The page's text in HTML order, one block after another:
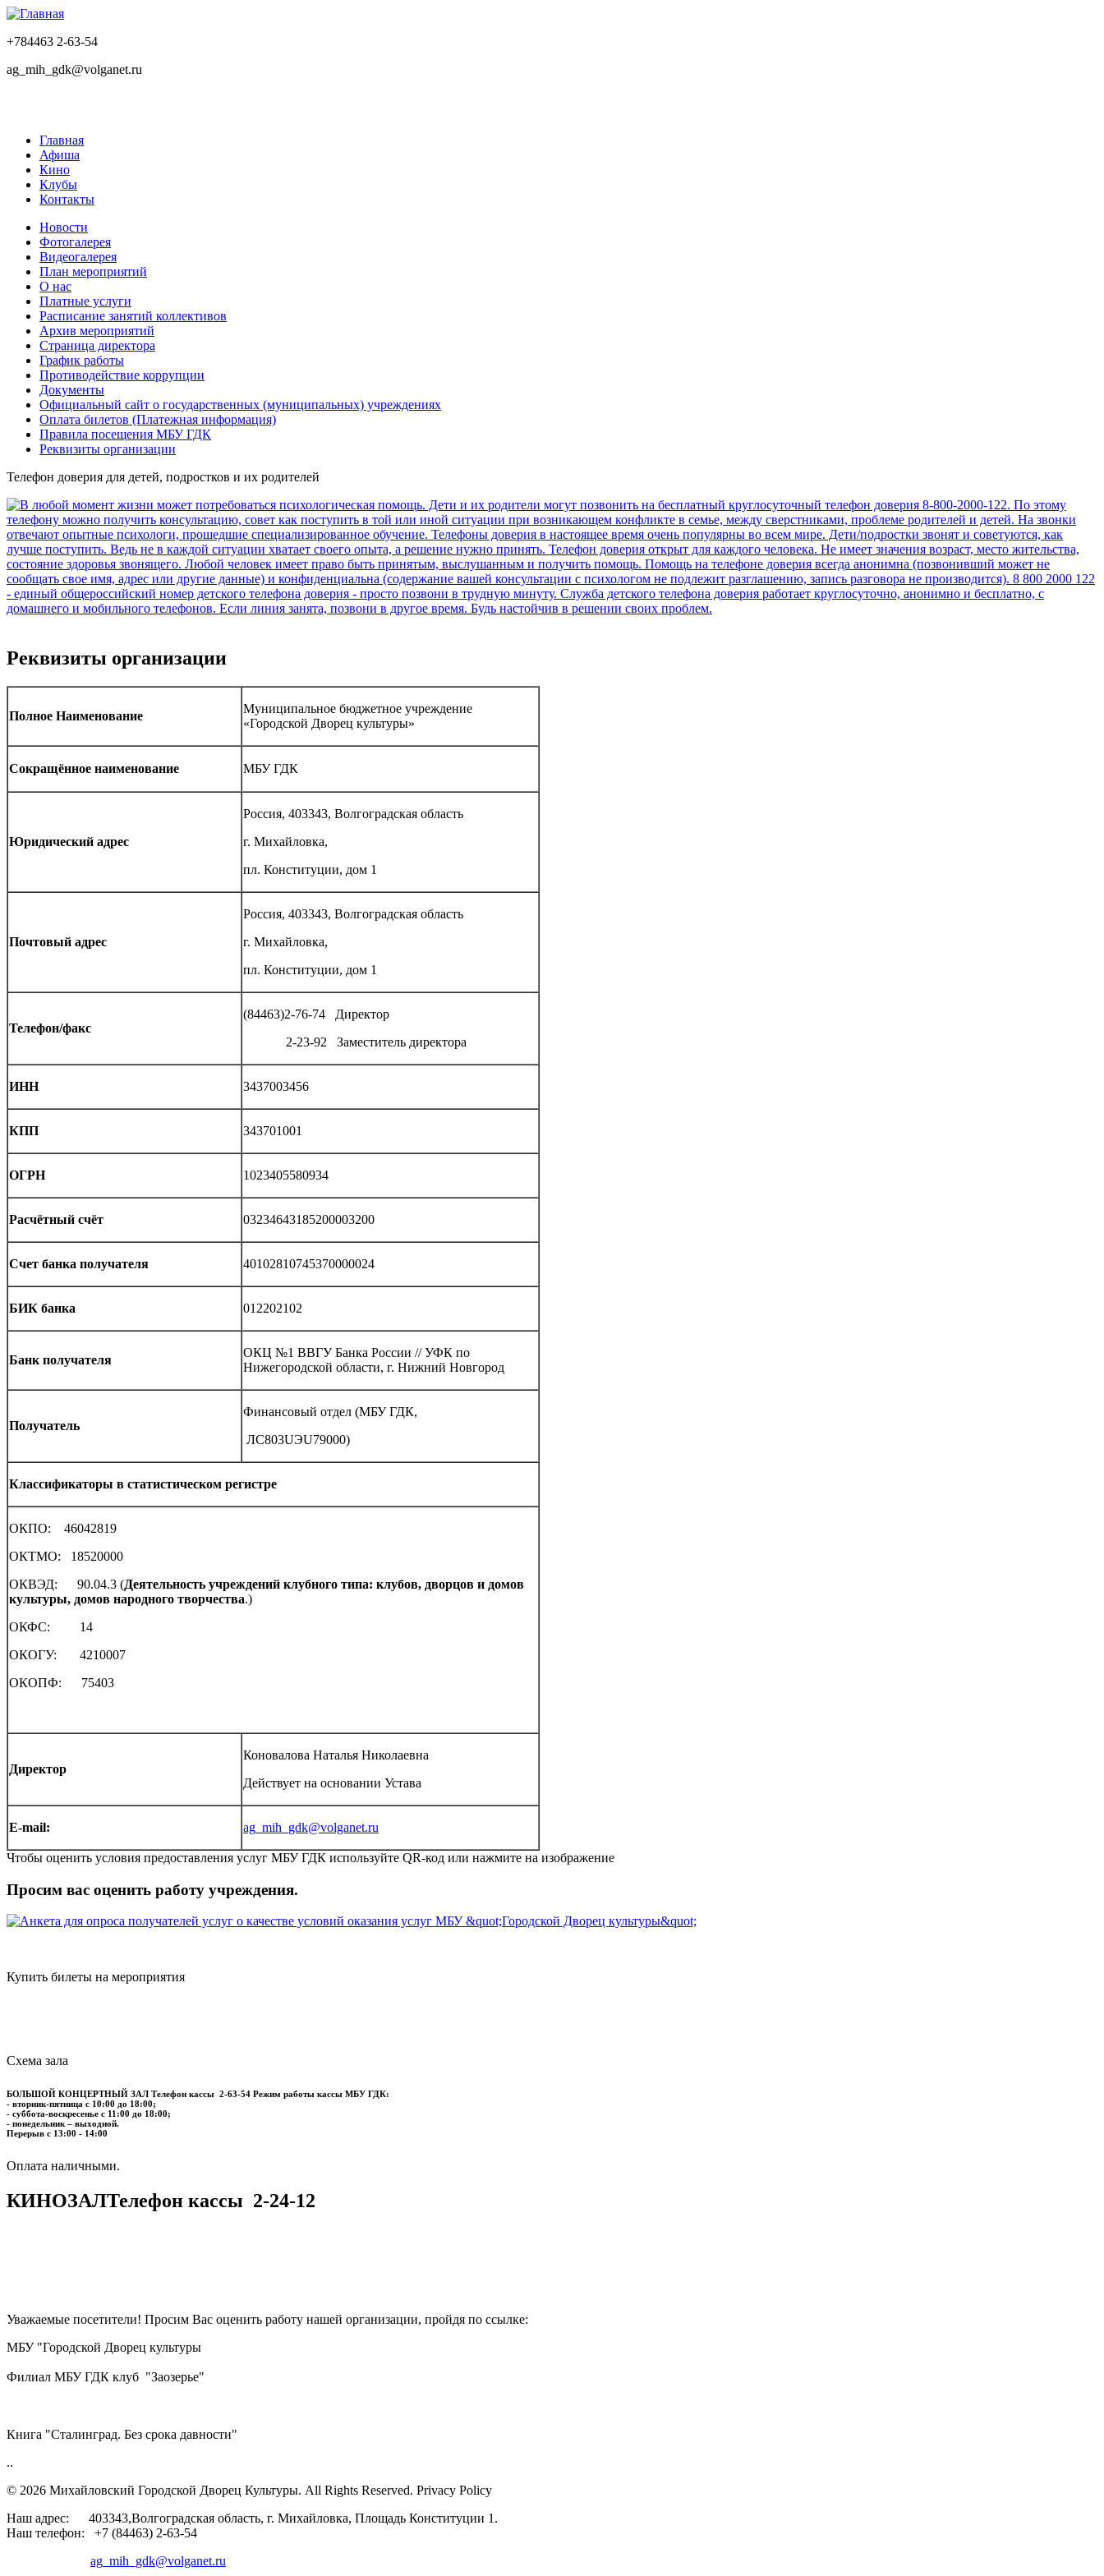
+784463 2-63-54
ag_mih_gdk@volganet.ru
Главная
Афиша
Кино
Клубы
Контакты
Новости
Фотогалерея
Видеогалерея
План мероприятий
О нас
Платные услуги
Расписание занятий коллективов
Архив мероприятий
Страница директора
График работы
Противодействие коррупции
Документы
Официальный сайт о государственных (муниципальных) учреждениях
Оплата билетов (Платежная информация)
Правила посещения МБУ ГДК
Реквизиты организации
Телефон доверия для детей, подростков и их родителей
Реквизиты организации
Полное Наименование
Муниципальное бюджетное учреждение
«Городской Дворец культуры»
Сокращённое наименование МБУ ГДК
Юридический адрес
Россия, 403343, Волгоградская область
г. Михайловка,
пл. Конституции, дом 1
Почтовый адрес
Россия, 403343, Волгоградская область
г. Михайловка,
пл. Конституции, дом 1
Телефон/факс
(84463)2-76-74 Директор
2-23-92 Заместитель директора
ИНН 3437003456
КПП 343701001
ОГРН 1023405580934
Расчётный счёт 03234643185200003200
Счет банка получателя 40102810745370000024
БИК банка 012202102
Банк получателя
ОКЦ №1 ВВГУ Банка России // УФК по
Нижегородской области, г. Нижний Новгород
Получатель
Финансовый отдел (МБУ ГДК,
ЛС803UЭU79000)
Классификаторы в статистическом регистре
ОКПО: 46042819
ОКТМО: 18520000
ОКВЭД: 90.04.3 (Деятельность учреждений клубного типа: клубов, дворцов и домов
культуры, домов народного творчества.)
ОКФС: 14
ОКОГУ: 4210007
ОКОПФ: 75403
Директор
Коновалова Наталья Николаевна
Действует на основании Устава
E-mail: ag_mih_gdk@volganet.ru
Чтобы оценить условия предоставления услуг МБУ ГДК используйте QR-код или нажмите на изображение
Просим вас оценить работу учреждения.
Купить билеты на мероприятия
Схема зала
БОЛЬШОЙ КОНЦЕРТНЫЙ ЗАЛ Телефон кассы 2-63-54 Режим работы кассы МБУ ГДК:
- вторник-пятница с 10:00 до 18:00;
- суббота-воскресенье с 11:00 до 18:00;
- понедельник – выходной.
Перерыв с 13:00 - 14:00
​​​​​​​Оплата наличными.
КИНОЗАЛТелефон кассы 2-24-12
Уважаемые посетители! Просим Вас оценить работу нашей организации, пройдя по ссылке:
МБУ "Городской Дворец культуры
Филиал МБУ ГДК клуб "Заозерье"
Книга "Сталинград. Без срока давности"
..
© 2026 Михайловский Городской Дворец Культуры. All Rights Reserved. Privacy Policy
Наш адрес: 403343,Волгоградская область, г. Михайловка, Площадь Конституции 1.
Наш телефон: +7 (84463) 2-63-54
ag_mih_gdk@volganet.ru